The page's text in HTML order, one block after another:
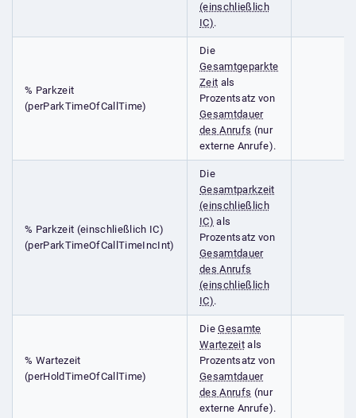
(einschließlich
IC).
% Parkzeit
(perParkTimeOfCallTime)
Die
Gesamtgeparkte
Zeit als
Prozentsatz von
Gesamtdauer
des Anrufs (nur
externe Anrufe).
% Parkzeit (einschließlich IC)
(perParkTimeOfCallTimeIncInt)
Die
Gesamtparkzeit
(einschließlich
IC) als
Prozentsatz von
Gesamtdauer
des Anrufs
(einschließlich
IC).
% Wartezeit
(perHoldTimeOfCallTime)
DieGesamte
Wartezeitals
Prozentsatz von
Gesamtdauer
des Anrufs (nur
externe Anrufe).